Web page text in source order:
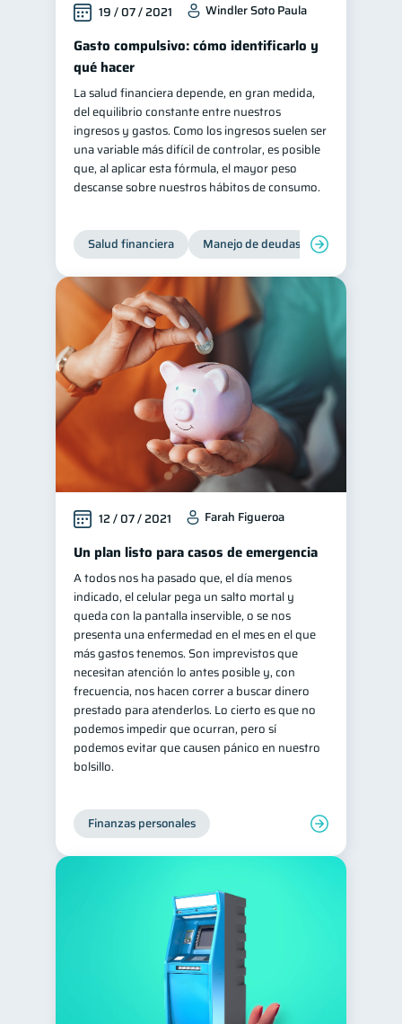
19 / 07 / 2021 Windler Soto Paula
Gasto compulsivo: cómo identificarlo y
qué hacer
La salud financiera depende, en gran medida,
del equilibrio constante entre nuestros
ingresos y gastos. Como los ingresos suelen ser
una variable más difícil de controlar, es posible
que, al aplicar esta fórmula, el mayor peso
descanse sobre nuestros hábitos de consumo.
Salud financiera Manejo de deudas
12 / 07 / 2021 Farah Figueroa
Un plan listo para casos de emergencia
A todos nos ha pasado que, el día menos
indicado, el celular pega un salto mortal y
queda con la pantalla inservible, o se nos
presenta una enfermedad en el mes en el que
más gastos tenemos. Son imprevistos que
necesitan atención lo antes posible y, con
frecuencia, nos hacen correr a buscar dinero
prestado para atenderlos. Lo cierto es que no
podemos impedir que ocurran, pero sí
podemos evitar que causen pánico en nuestro
bolsillo.
Finanzas personales